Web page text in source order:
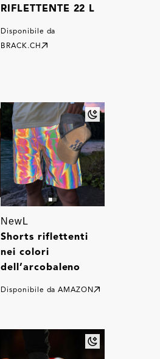
RIFLETTENTE 22 L
Disponibile da
BRACK.CH
NewL
Shorts riflettenti
nei colori
dell’arcobaleno
Disponibile da AMAZON